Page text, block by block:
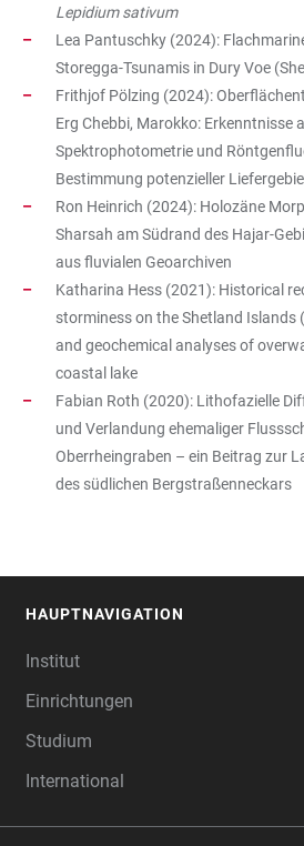
Lepidium sativum
Lea Pantuschky (2024):
Storegga-Tsunamis in Dury Voe
Frithjof Pölzing (2024):
Erg Chebbi, Marokko: Erkenntnisse
Spektrophotometrie und
Bestimmung potenzieller
Ron Heinrich (2024): Holozäne
Sharsah am Südrand des Hajar-
aus fluvialen Geoarchiven
Katharina Hess (2021): Historical
storminess on the Shetland Islands
and geochemical analyses of
coastal lake
Fabian Roth (2020): Lithofazielle
und Verlandung ehemaliger
Oberrheingraben – ein Beitrag zur
des südlichen Bergstraßenneckars
HAUPTNAVIGATION
Institut
Einrichtungen
Studium
International